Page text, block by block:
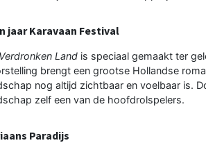
jaar Karavaan Festival
Land is speciaal gemaakt ter
brengt een grootse Hollandse
nog altijd zichtbaar en voelbaar is.
zelf een van de hoofdrolspelers.
Paradijs